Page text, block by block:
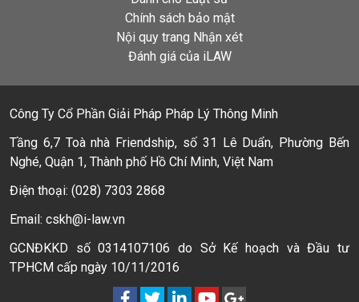
Chính sách bảo mật
Nội quy trang Nhận xét
Đánh giá của iLAW
Công Ty Cổ Phần Giải Pháp Pháp Lý Thông Minh
Tầng 6,7 Toà nhà Friendship, số 31 Lê Duẩn, Phường Bến
Nghé, Quận 1, Thành phố Hồ Chí Minh, Việt Nam
Điện thoại: (028) 7303 2868
Email: cskh@i-law.vn
GCNĐKKD số 0314107106 do Sở Kế hoạch và Đầu tư
TPHCM cấp ngày 10/11/2016